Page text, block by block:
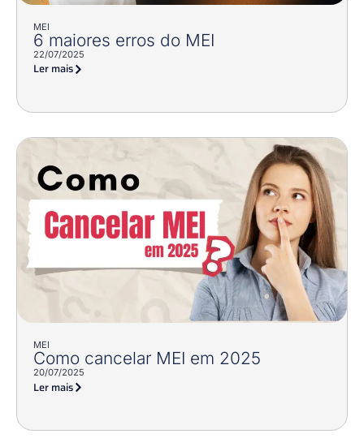
MEI
6 maiores erros do MEI
22/07/2025
Ler mais
MEI
Como cancelar MEI em 2025
20/07/2025
Ler mais